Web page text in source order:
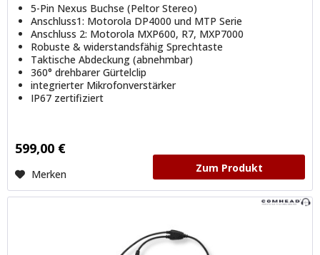
5-Pin Nexus Buchse (Peltor Stereo)
Anschluss1: Motorola DP4000 und MTP Serie
Anschluss 2: Motorola MXP600, R7, MXP7000
Robuste & widerstandsfähig Sprechtaste
Taktische Abdeckung (abnehmbar)
360° drehbarer Gürtelclip
integrierter Mikrofonverstärker
IP67 zertifiziert
599,00 €
Merken Zum Produkt